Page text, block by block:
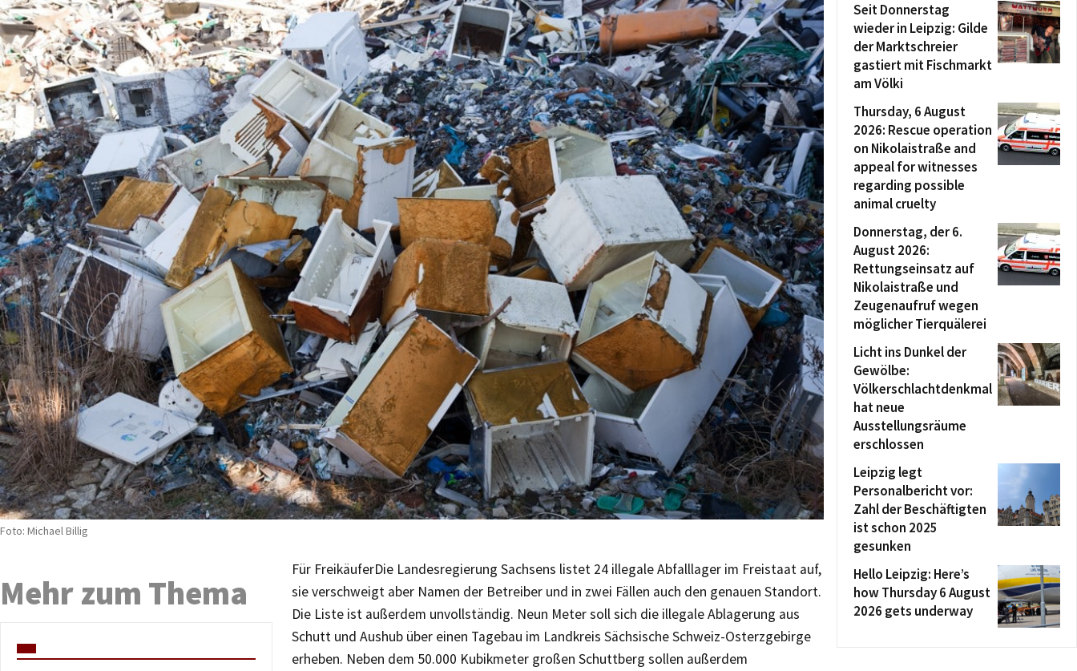
Foto: Michael Billig
Für FreikäuferDie Landesregierung Sachsens listet 24 illegale Abfalllager im Freistaat auf,
sie verschweigt aber Namen der Betreiber und in zwei Fällen auch den genauen Standort.
Die Liste ist außerdem unvollständig. Neun Meter soll sich die illegale Ablagerung aus
Schutt und Aushub über einen Tagebau im Landkreis Sächsische Schweiz-Osterzgebirge
erheben. Neben dem 50.000 Kubikmeter großen Schuttberg sollen außerdem
Mehr zum Thema
Seit Donnerstag
wieder in Leipzig: Gilde
der Marktschreier
gastiert mit Fischmarkt
am Völki
Thursday, 6 August
2026: Rescue operation
on Nikolaistraße and
appeal for witnesses
regarding possible
animal cruelty
Donnerstag, der 6.
August 2026:
Rettungseinsatz auf
Nikolaistraße und
Zeugenaufruf wegen
möglicher Tierquälerei
Licht ins Dunkel der
Gewölbe:
Völkerschlachtdenkmal
hat neue
Ausstellungsräume
erschlossen
Leipzig legt
Personalbericht vor:
Zahl der Beschäftigten
ist schon 2025
gesunken
Hello Leipzig: Here’s
how Thursday 6 August
2026 gets underway